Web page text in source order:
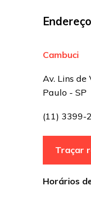
Cambuci
Av. Lins de
Paulo - SP
(11) 3399-
Traçar
Horários